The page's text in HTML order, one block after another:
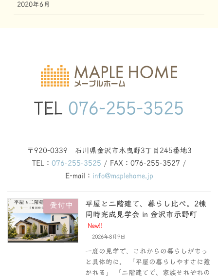
2020年6月
TEL 076-255-3525
〒920-0339 石川県金沢市木曳野3丁目245番地3
TEL： 076-255-3525 / FAX：076-255-3527 /
E-mail： info@maplehome.jp
受付中
平屋と二階建て、暮らし比べ。2棟
同時完成見学会 in 金沢市示野町
New!!
2026年8月9日
一度の見学で、これからの暮らしがもっ
と具体的に。 「平屋の暮らしやすさに惹
かれる」 「二階建てで、家族それぞれの